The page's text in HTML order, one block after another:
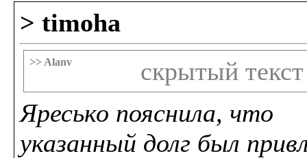
> timoha
>> Alanv
скрытый текст
Яресько пояснила, что
указанный долг был